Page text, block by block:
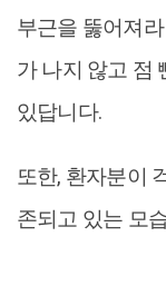
부근을 뚫어져
가 나지 않고 점
있답니다.
또한, 환자분이
존되고 있는 모